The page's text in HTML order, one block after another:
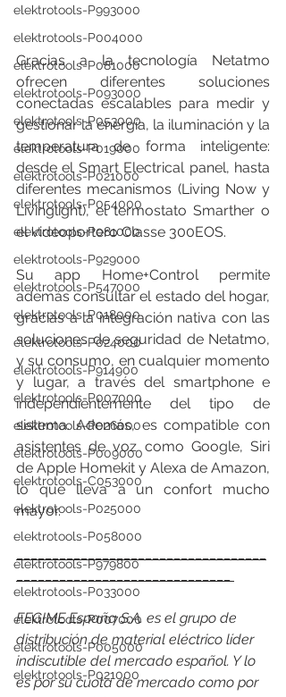
elektrotools-P993000
elektrotools-P004000
elektrotools-P081000
elektrotools-P093000
elektrotools-P053000
elektrotools-P019000
elektrotools-P021000
elektrotools-P054000
elektrotools-P081000
elektrotools-P929000
elektrotools-P547000
elektrotools-P018000
elektrotools-P024000
elektrotools-P914900
elektrotools-P007000
elektrotools-P026000
elektrotools-P009000
elektrotools-C053000
elektrotools-P025000
elektrotools-P058000
elektrotools-P979800
elektrotools-P033000
elektrotools-P007000
elektrotools-P005000
elektrotools-P021000
Gracias a la tecnología Netatmo
ofrecen diferentes soluciones
conectadas escalables para medir y
gestionar la energía, la iluminación y la
temperatura de forma inteligente:
desde el Smart Electrical panel, hasta
diferentes mecanismos (Living Now y
Livinglight), el termostato Smarther o
el videoportero Classe 300EOS.
Su app Home+Control permite
además consultar el estado del hogar,
gracias a la integración nativa con las
soluciones de seguridad de Netatmo,
y su consumo, en cualquier momento
y lugar, a través del smartphone e
independientemente del tipo de
sistema. Además, es compatible con
asistentes de voz como Google, Siri
de Apple Homekit y Alexa de Amazon,
lo que lleva a un confort mucho
mayor.
______________________________
FEGIME España S.A. es el grupo de
distribución de material eléctrico líder
indiscutible del mercado español. Y lo
es por su cuota de mercado como por